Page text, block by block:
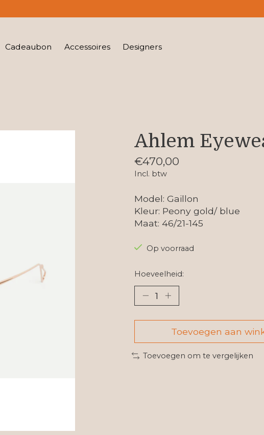
Cadeaubon Accessoires Designers
Ahlem
€470,00
Incl. btw
Model: Gaillon
Kleur: Peony gold/ blue
Maat: 46/21-145
Op voorraad
Hoeveelheid:
Toevoegen aan
Toevoegen om te vergelijken